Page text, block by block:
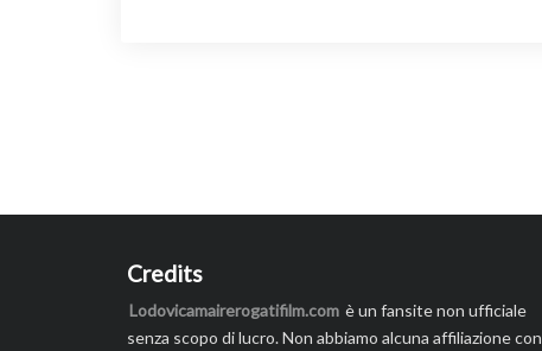
Credits
Lodovicamairerogatifilm.com è un fansite non ufficiale
senza scopo di lucro. Non abbiamo alcuna affiliazione con